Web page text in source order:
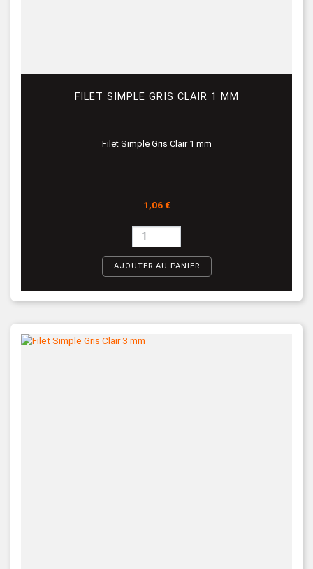
FILET SIMPLE GRIS CLAIR 1 MM
Filet Simple Gris Clair 1 mm
Prix
1,06 €
AJOUTER AU PANIER